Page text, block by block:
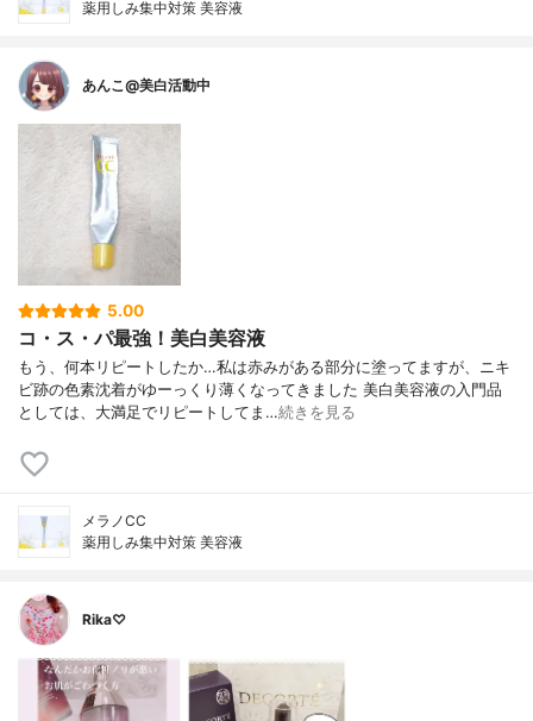
薬用しみ集中対策 美容液
あんこ@美白活動中
5.00
コ・ス・パ最強！美白美容液
もう、何本リピートしたか…私は赤みがある部分に塗ってますが、ニキ
ビ跡の色素沈着がゆーっくり薄くなってきました 美白美容液の入門品
としては、大満足でリピートしてま…続きを見る
メラノCC
薬用しみ集中対策 美容液
Rika♡